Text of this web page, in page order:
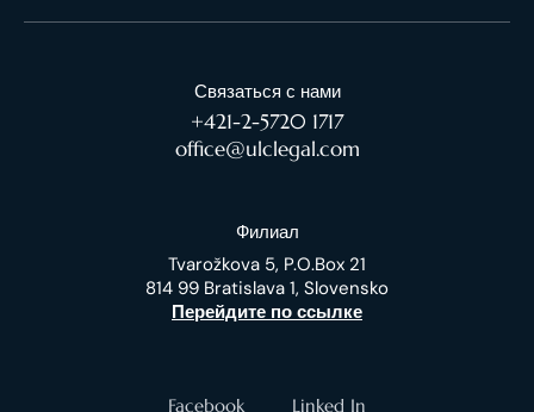
Связаться с нами
+421-2-5720 1717
office@ulclegal.com
Филиал
Tvarožkova 5, P.O.Box 21
814 99 Bratislava 1, Slovensko
Перейдите по ссылке
Facebook Linked In